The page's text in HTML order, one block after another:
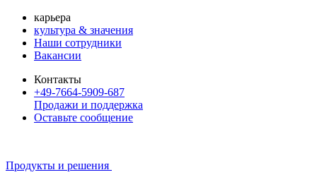
карьера
культура & значения
Наши сотрудники
Вакансии
Контакты
+49-7664-5909-687
Продажи и поддержка
Оставьте сообщение
Продукты и решения